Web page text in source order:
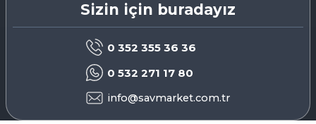
Sizin için buradayız
0 352 355 36 36
0 532 271 17 80
info@savmarket.com.tr